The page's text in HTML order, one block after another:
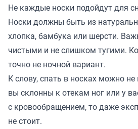
Не каждые носки подойдут для
Носки должны быть из
хлопка, бамбука или шерсти.
чистыми и не слишком тугими.
точно не ночной вариант.
К слову, спать в носках можно не
вы склонны к отекам ног или у
с кровообращением, то даже
не стоит.